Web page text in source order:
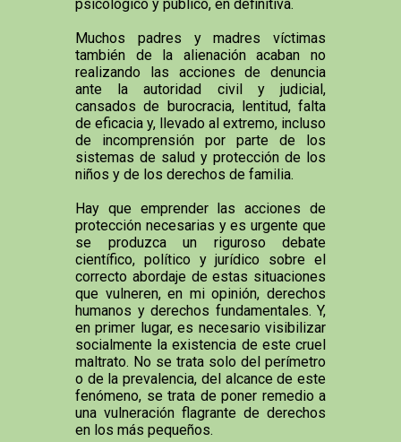
psicológico y público, en definitiva.
Muchos padres y madres víctimas
también de la alienación acaban no
realizando las acciones de denuncia
ante la autoridad civil y judicial,
cansados de burocracia, lentitud, falta
de eficacia y, llevado al extremo, incluso
de incomprensión por parte de los
sistemas de salud y protección de los
niños y de los derechos de familia.
Hay que emprender las acciones de
protección necesarias y es urgente que
se produzca un riguroso debate
científico, político y jurídico sobre el
correcto abordaje de estas situaciones
que vulneren, en mi opinión, derechos
humanos y derechos fundamentales. Y,
en primer lugar, es necesario visibilizar
socialmente la existencia de este cruel
maltrato. No se trata solo del perímetro
o de la prevalencia, del alcance de este
fenómeno, se trata de poner remedio a
una vulneración flagrante de derechos
en los más pequeños.